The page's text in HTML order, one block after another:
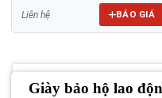
Liên hệ BÁO GIÁ
Giày bảo hộ lao